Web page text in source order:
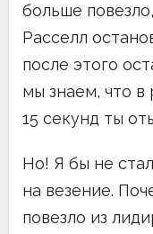
больше
Расселл
после этого
мы знаем, что
15 секунд ты
Но! Я бы не
на везение.
повезло из